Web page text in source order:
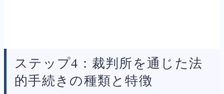
ステップ4：裁判所を通じた法
的手続きの種類と特徴